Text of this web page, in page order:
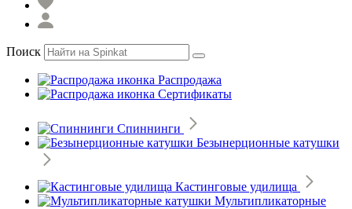
Поиск
Распродажа
Сертификаты
Спиннинги
Безынерционные катушки
Кастинговые удилища
Мультипликаторные